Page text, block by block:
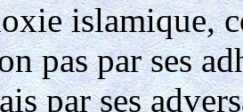
islamique,
pas par ses
par ses